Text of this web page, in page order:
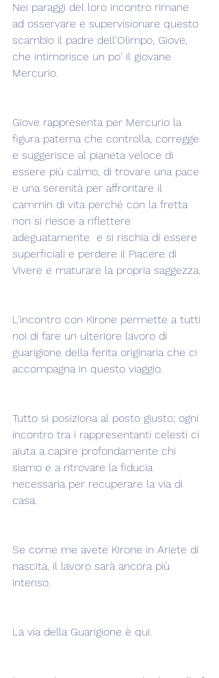
Nei paraggi del loro incontro rimane
ad osservare e supervisionare questo
scambio il padre dell'Olimpo, Giove,
che intimorisce un po' il giovane
Mercurio.
Giove rappresenta per Mercurio la
figura paterna che controlla, corregge
e suggerisce al pianeta veloce di
essere più calmo, di trovare una pace
e una serenità per affrontare il
cammin di vita perché con la fretta
non si riesce a riflettere
adeguatamente  e si rischia di essere
superficiali e perdere il Piacere di
Vivere e maturare la propria saggezza.
L'incontro con Kirone permette a tutti
noi di fare un ulteriore lavoro di
guarigione della ferita originaria che ci
accompagna in questo viaggio.
Tutto si posiziona al posto giusto; ogni
incontro tra i rappresentanti celesti ci
aiuta a capire profondamente chi
siamo e a ritrovare la fiducia
necessaria per recuperare la via di
casa.
Se come me avete Kirone in Ariete di
nascita, il lavoro sarà ancora più
intenso.
La via della Guarigione è qui.